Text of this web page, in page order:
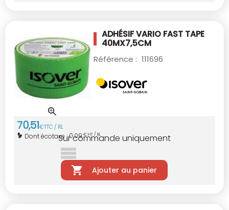
ADHÉSIF VARIO FAST TAPE
40MX7,5CM
Référence : 111696
70,51€TTC / RL
Dont écotaxe :0,09€ HT / RL
Sur commande uniquement
Ajouter au panier